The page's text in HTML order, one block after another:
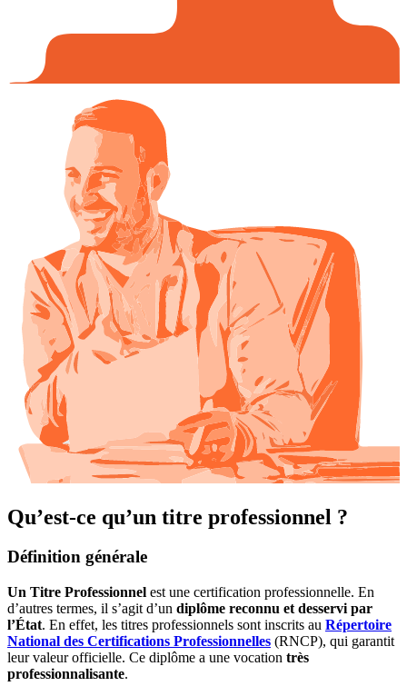
Qu’est-ce qu’un titre professionnel ?
Définition générale
Un Titre Professionnel est une certification professionnelle. En
d’autres termes, il s’agit d’un diplôme reconnu et desservi par
l’État. En effet, les titres professionnels sont inscrits au Répertoire
National des Certifications Professionnelles (RNCP), qui garantit
leur valeur officielle. Ce diplôme a une vocation très
professionnalisante.